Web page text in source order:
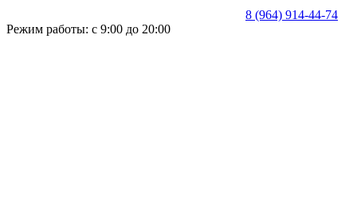
8 (964) 914-44-74
Режим работы: с 9:00 до 20:00